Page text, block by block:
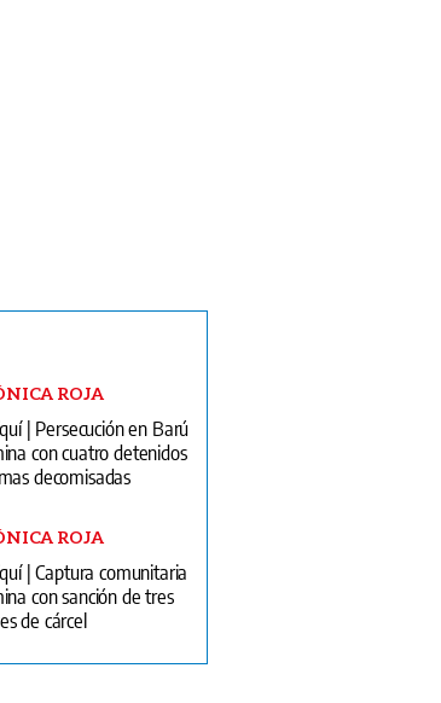
ROJA
| Persecución en Barú
con cuatro detenidos
decomisadas
ROJA
| Captura comunitaria
con sanción de tres
de cárcel